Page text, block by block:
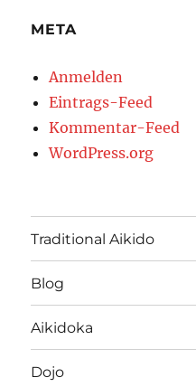
META
Anmelden
Eintrags-Feed
Kommentar-Feed
WordPress.org
Traditional Aikido
Blog
Aikidoka
Dojo